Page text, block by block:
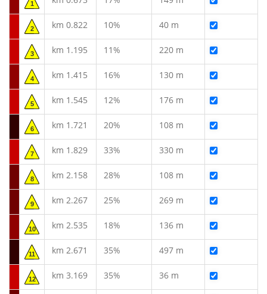
1
2 km 0.822 10% 40 m
3 km 1.195 11% 220 m
4 km 1.415 16% 130 m
5 km 1.545 12% 176 m
6 km 1.721 20% 108 m
7 km 1.829 33% 330 m
8 km 2.158 28% 108 m
9 km 2.267 25% 269 m
10 km 2.535 18% 136 m
11 km 2.671 35% 497 m
12 km 3.169 35% 36 m